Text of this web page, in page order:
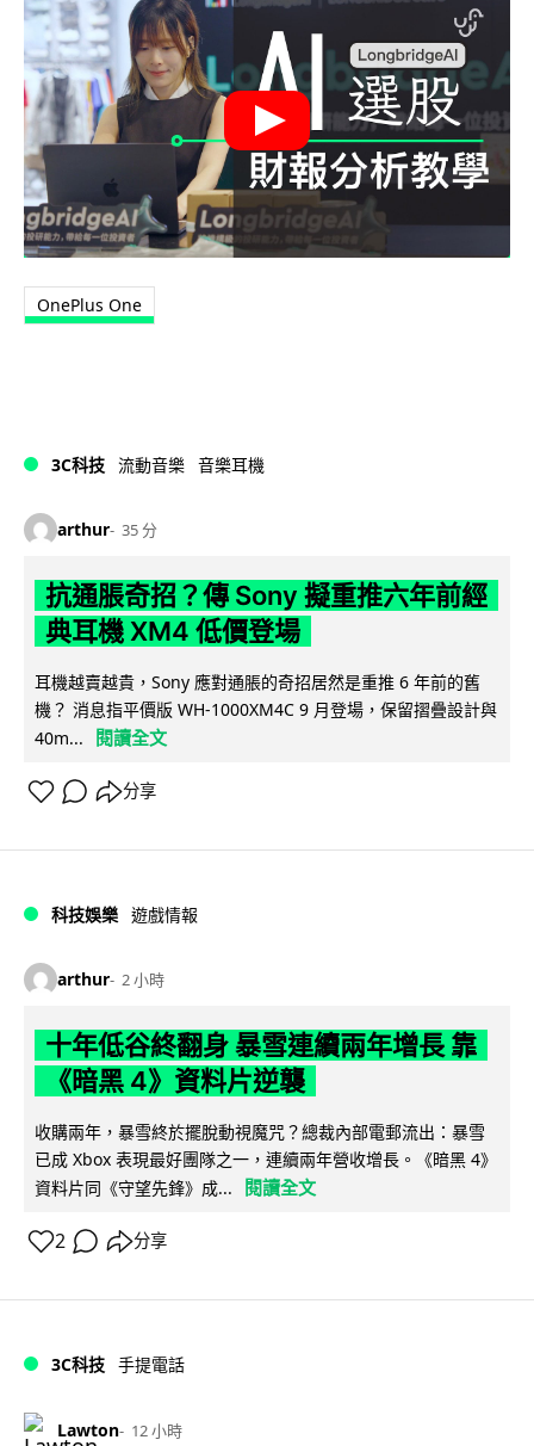
OnePlus One
3C科技 流動音樂 音樂耳機
arthur 35 分
抗通脹奇招？傳 Sony 擬重推六年前經
典耳機 XM4 低價登場
耳機越賣越貴，Sony 應對通脹的奇招居然是重推 6 年前的舊
機？ 消息指平價版 WH-1000XM4C 9 月登場，保留摺疊設計與
40m...
閱讀全文
分享
科技娛樂 遊戲情報
arthur 2 小時
十年低谷終翻身 暴雪連續兩年增長 靠
《暗黑 4》資料片逆襲
收購兩年，暴雪終於擺脫動視魔咒？總裁內部電郵流出：暴雪
已成 Xbox 表現最好團隊之一，連續兩年營收增長。《暗黑 4》
資料片同《守望先鋒》成...
閱讀全文
2 分享
3C科技 手提電話
Lawton 12 小時